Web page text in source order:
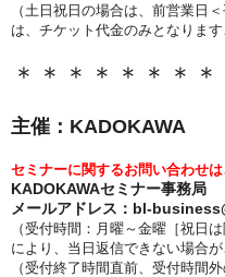
（土日祝日の場合は、前営業日
は、チケット代金のみとなります
＊＊＊＊＊＊＊
主催：KADOKAWA
セミナーに関するお問い合わせ
KADOKAWAセミナー事務局
メールアドレス：bl-
（受付時間：月曜～金曜［祝日
により、当日返信できない場合
（受付終了時間直前、受付時間